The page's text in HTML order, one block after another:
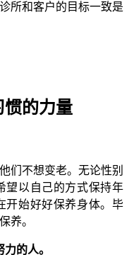
所和客户的目标一致是
惯的力量
们不想变老。无论性别
望以自己的方式保持年
开始好好保养身体。毕
养。
的人。